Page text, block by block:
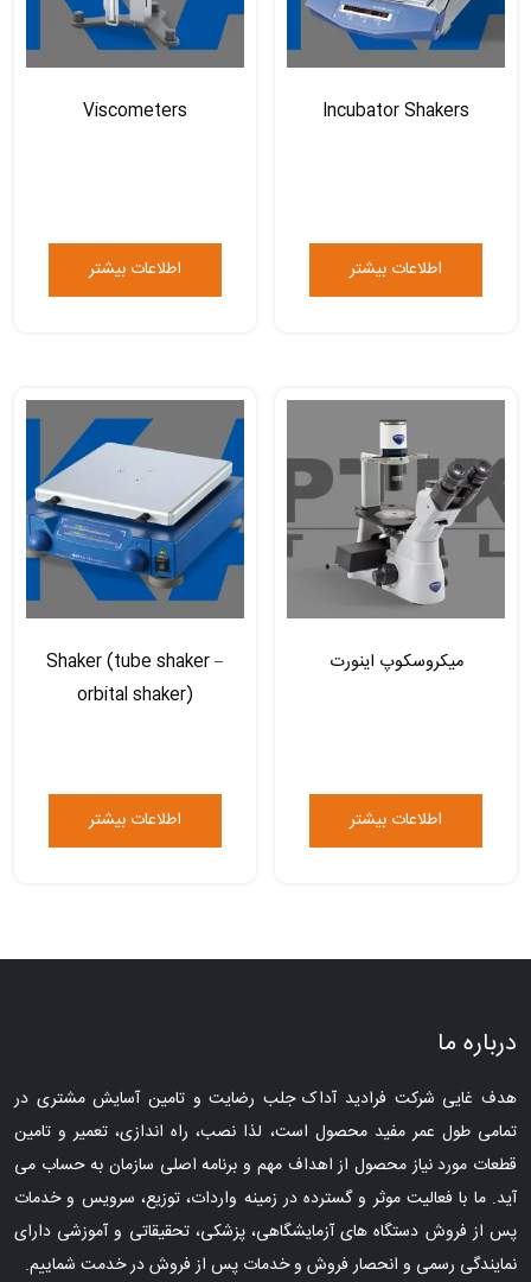
Incubator Shakers
اطلاعات بیشتر
Viscometers
اطلاعات بیشتر
میکروسکوپ اینورت
اطلاعات بیشتر
Shaker (tube shaker –
orbital shaker)
اطلاعات بیشتر
درباره ما
هدف غایی شرکت فرادید آداک جلب رضایت و تامین آسایش مشتری در
تمامی طول عمر مفید محصول است، لذا نصب، راه اندازی، تعمیر و تامین
قطعات مورد نیاز محصول از اهداف مهم و برنامه اصلی سازمان به حساب می
آید. ما با فعالیت موثر و گسترده در زمینه واردات، توزیع، سرویس و خدمات
پس از فروش دستگاه های آزمایشگاهی، پزشکی، تحقیقاتی و آموزشی دارای
نمایندگی رسمی و انحصار فروش و خدمات پس از فروش در خدمت شماییم.